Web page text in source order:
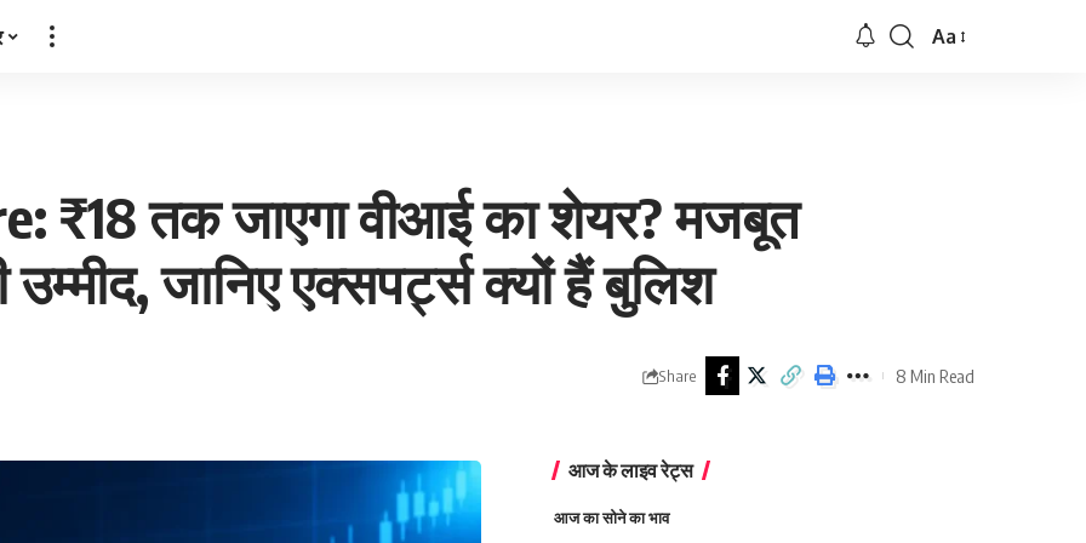
Font
Aa
₹18 तक जाएगा वीआई का शेयर? मजबूत
जानिए एक्सपर्ट्स क्यों हैं बुलिश
Share 8 Min Read
आज के लाइव रेट्स
आज का सोने का भाव